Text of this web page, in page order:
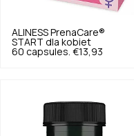
ALINESS PrenaCare®
START dla kobiet
60 capsules. €13,93